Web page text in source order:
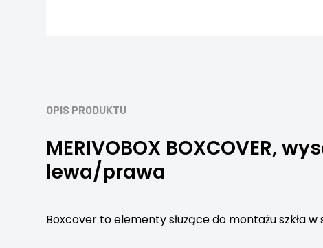
OPIS PRODUKTU
MERIVOBOX BOXCOVER,
lewa/prawa
Boxcover to elementy służące do montażu szkła